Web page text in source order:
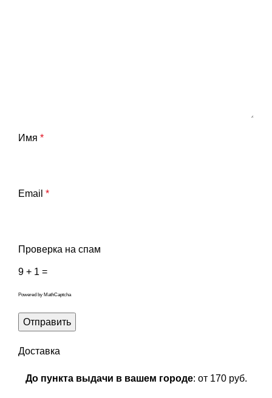
Имя *
Email *
Проверка на спам
9 + 1 =
Powered by MathCaptcha
Доставка
До пункта выдачи в вашем городе: от 170 руб.